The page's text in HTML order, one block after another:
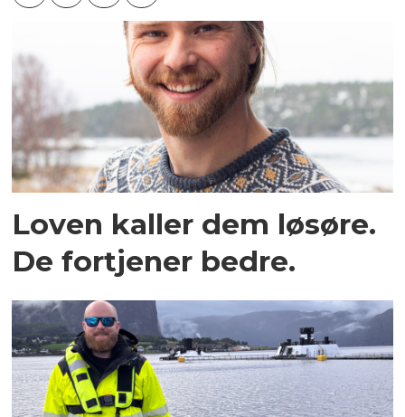
Loven kaller dem løsøre.
De fortjener bedre.